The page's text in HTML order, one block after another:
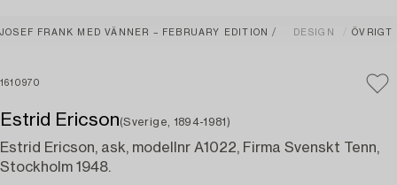
JOSEF FRANK MED VÄNNER – FEBRUARY EDITION DESIGN ÖVRIGT
1610970
Estrid Ericson(Sverige, 1894-1981)
Estrid Ericson, ask, modellnr A1022, Firma Svenskt Tenn,
Stockholm 1948.